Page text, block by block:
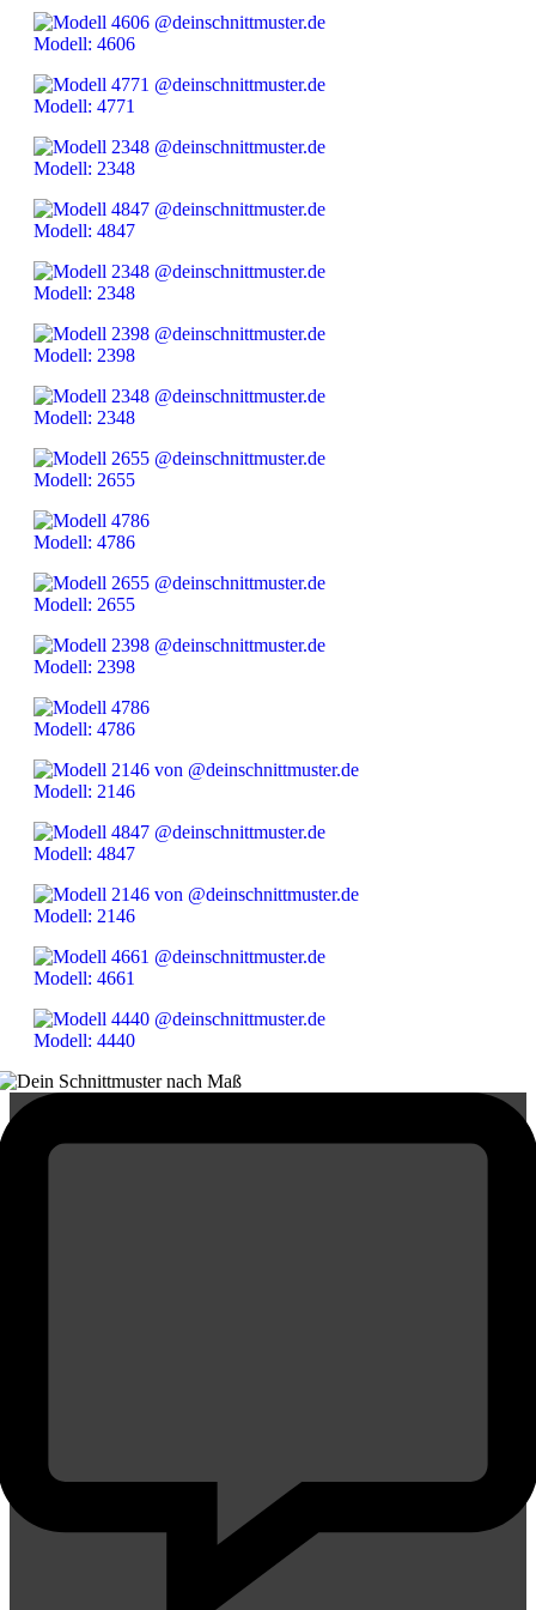
Modell: 4606
Modell: 4771
Modell: 2348
Modell: 4847
Modell: 2348
Modell: 2398
Modell: 2348
Modell: 2655
Modell: 4786
Modell: 2655
Modell: 2398
Modell: 4786
Modell: 2146
Modell: 4847
Modell: 2146
Modell: 4661
Modell: 4440